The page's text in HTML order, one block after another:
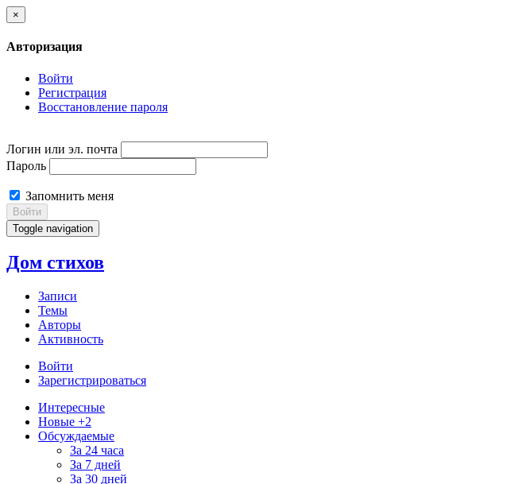
×
Авторизация
Войти
Регистрация
Восстановление пароля
Логин или эл. почта
Пароль
Запомнить меня
Войти
Toggle navigation
Дом стихов
Записи
Темы
Авторы
Активность
Войти
Зарегистрироваться
Интересные
Новые +2
Обсуждаемые
За 24 часа
За 7 дней
За 30 дней